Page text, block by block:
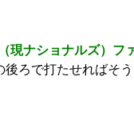
現ナショナルズ）フ
後ろで打たせればそ